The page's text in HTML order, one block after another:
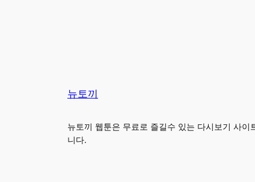
뉴토끼
뉴토끼 웹툰은 무료로 즐길수 있는 다시보기 사이
니다.